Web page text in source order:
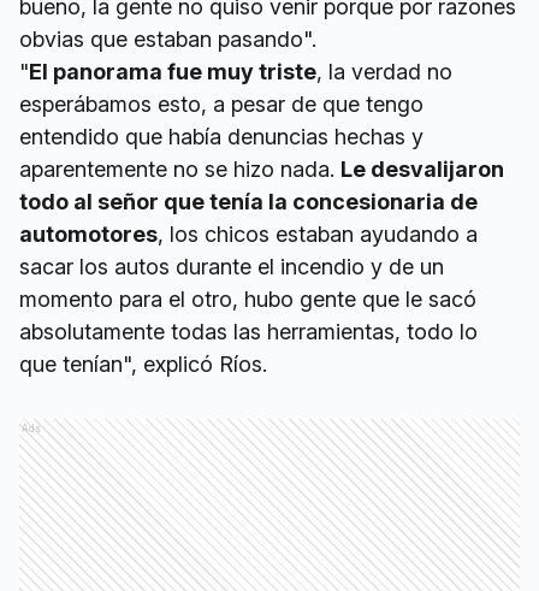
bueno, la gente no quiso venir porque por razones
obvias que estaban pasando".
"El panorama fue muy triste, la verdad no
esperábamos esto, a pesar de que tengo
entendido que había denuncias hechas y
aparentemente no se hizo nada. Le desvalijaron
todo al señor que tenía la concesionaria de
automotores, los chicos estaban ayudando a
sacar los autos durante el incendio y de un
momento para el otro, hubo gente que le sacó
absolutamente todas las herramientas, todo lo
que tenían", explicó Ríos.
Ads